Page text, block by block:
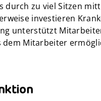
durch zu viel Sitzen
investieren
unterstützt
Mitarbeiter